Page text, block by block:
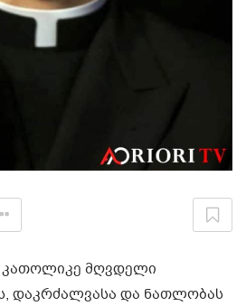
კათოლიკე მღვდელი
დაკრძალვასა და ნათლობას